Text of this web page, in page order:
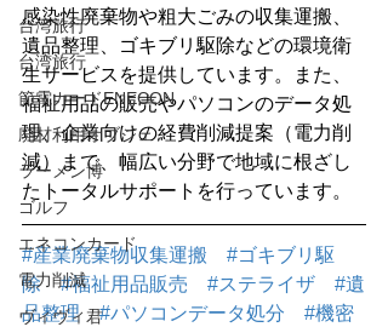
台湾旅行
台湾旅行
節電カードENECON
廃材利用オブジェ
ラーメン博
ゴルフ
エネコンカード
電力削減
ヴィヴィ君
感染性廃棄物や粗大ごみの収集運搬、
遺品整理、ゴキブリ駆除などの環境衛
生サービスを提供しています。また、
福祉用品の販売やパソコンのデータ処
理、企業向けの経費削減提案（電力削
減）まで、幅広い分野で地域に根ざし
たトータルサポートを行っています。
#産業廃棄物収集運搬
#ゴキブリ駆
除
#福祉用品販売 #ステライザ
#遺
品整理
#パソコンデータ処分
#機密